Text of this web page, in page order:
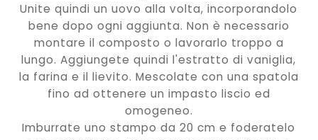
Unite quindi un uovo alla volta, incorporandolo
bene dopo ogni aggiunta. Non è necessario
montare il composto o lavorarlo troppo a
lungo. Aggiungete quindi l'estratto di vaniglia,
la farina e il lievito. Mescolate con una spatola
fino ad ottenere un impasto liscio ed
omogeneo.
Imburrate uno stampo da 20 cm e foderatelo